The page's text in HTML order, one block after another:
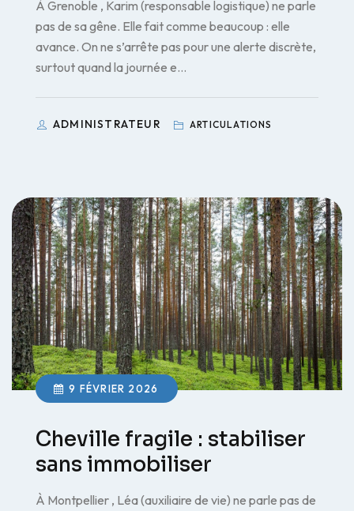
À Grenoble , Karim (responsable logistique) ne parle
pas de sa gêne. Elle fait comme beaucoup : elle
avance. On ne s’arrête pas pour une alerte discrète,
surtout quand la journée e…
ADMINISTRATEUR ARTICULATIONS
9 FÉVRIER 2026
Cheville fragile : stabiliser
sans immobiliser
À Montpellier , Léa (auxiliaire de vie) ne parle pas de